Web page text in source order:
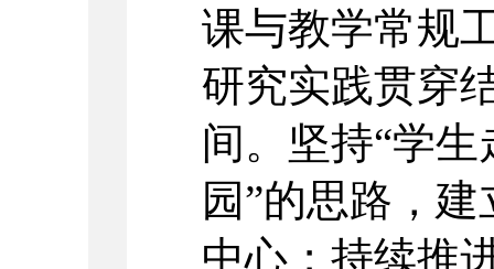
课与教学常规
研究实践贯穿
间。坚持“学
园”的思路，
中心；持续推